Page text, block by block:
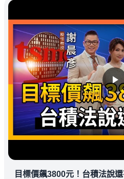
目標價飆3800元！台積法說